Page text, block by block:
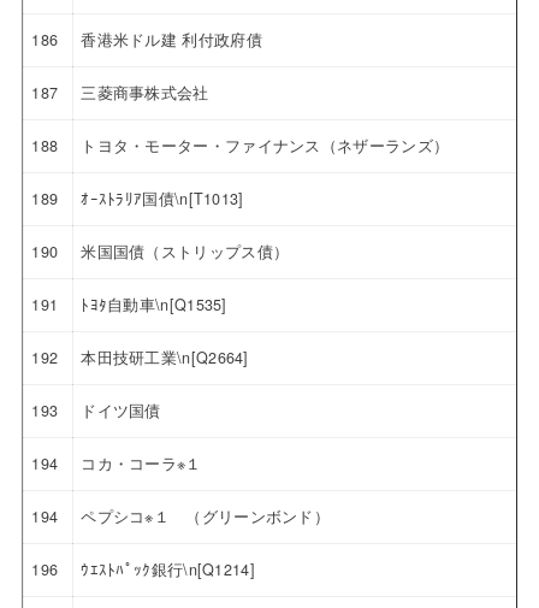
186 香港米ドル建 利付政府債
187 三菱商事株式会社
188 トヨタ・モーター・ファイナンス（ネザーランズ）
189 ｵｰｽﾄﾗﾘｱ国債\n[T1013]
190 米国国債（ストリップス債）
191 ﾄﾖﾀ自動車\n[Q1535]
192 本田技研工業\n[Q2664]
193 ドイツ国債
194 コカ・コーラ※１
194 ペプシコ※１ （グリーンボンド）
196 ｳｴｽﾄﾊﾟｯｸ銀行\n[Q1214]